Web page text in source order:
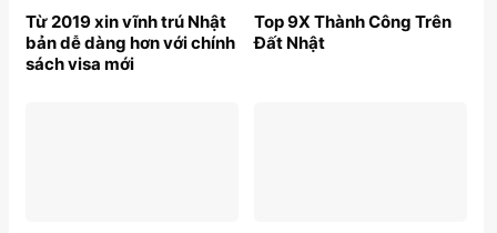
Từ 2019 xin vĩnh trú Nhật
bản dễ dàng hơn với chính
sách visa mới
Top 9X Thành Công Trên
Đất Nhật